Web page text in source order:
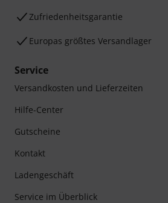
Zufriedenheitsgarantie
Europas größtes Versandlager
Service
Versandkosten und Lieferzeiten
Hilfe-Center
Gutscheine
Kontakt
Ladengeschäft
Service im Überblick